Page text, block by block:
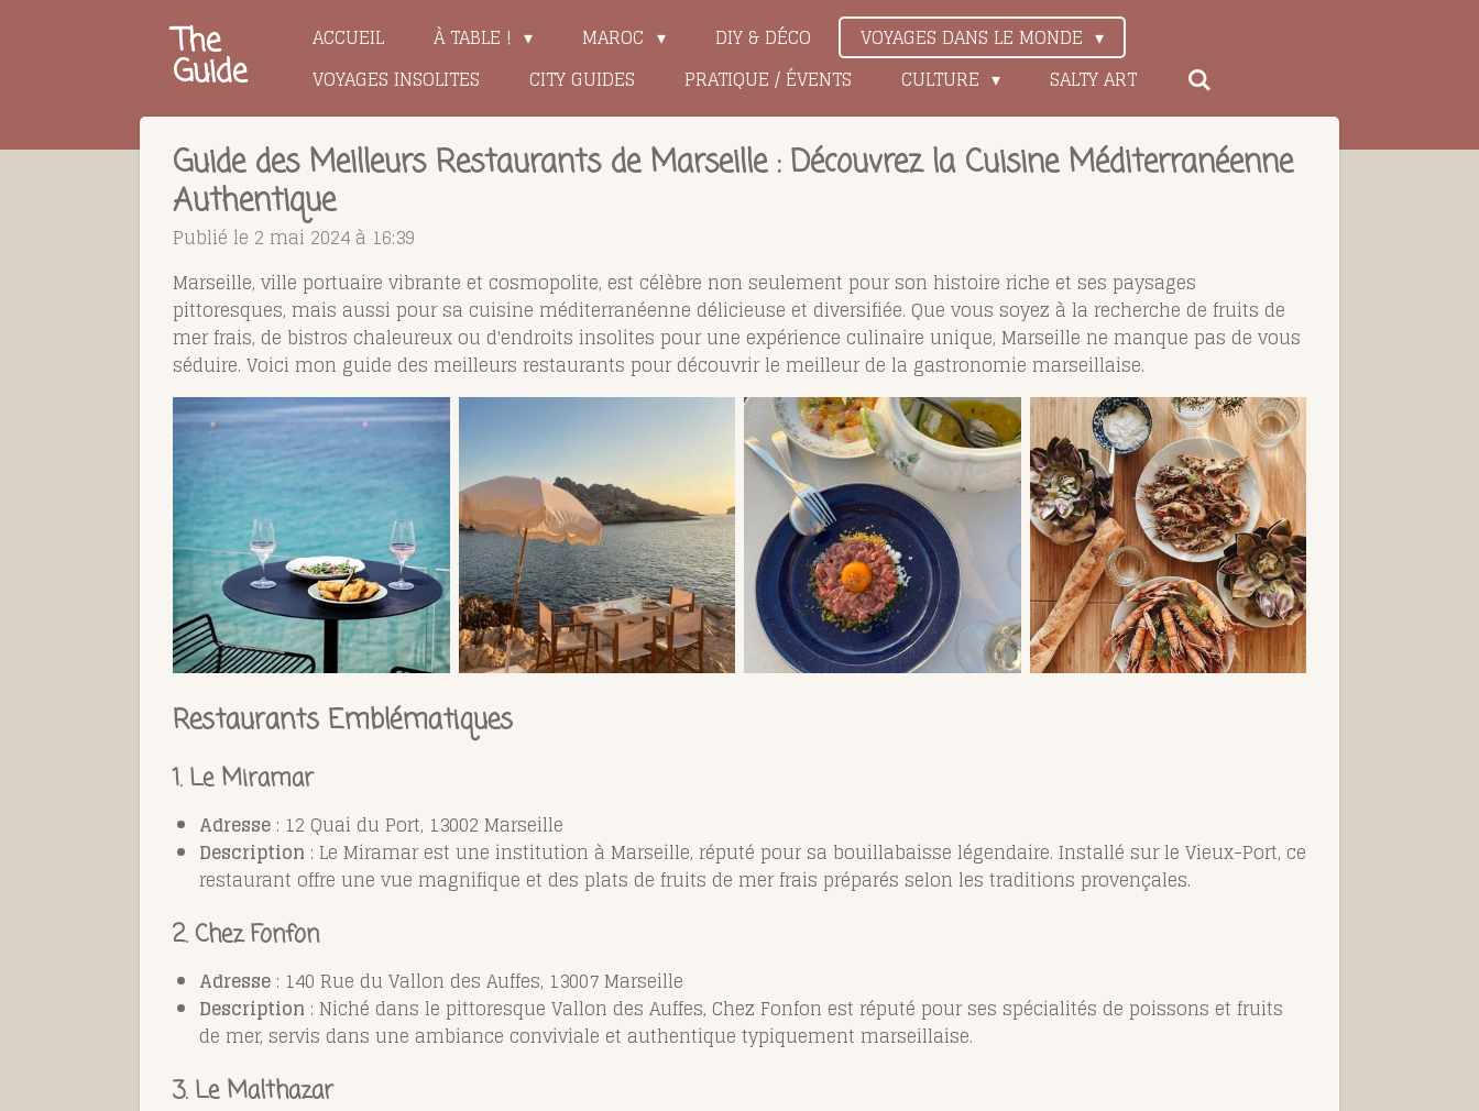
The
Guide
ACCUEIL À TABLE ! MAROC DIY & DÉCO
VOYAGES DANS LE MONDE
VOYAGES INSOLITES
CITY GUIDES PRATIQUE / ÉVENTS CULTURE SALTY ART
Guide des Meilleurs Restaurants de Marseille : Découvrez la Cuisine Méditerranéenne
Authentique
Publié le 2 mai 2024 à 16:39
Marseille, ville portuaire vibrante et cosmopolite, est célèbre non seulement pour son histoire riche et ses paysages
pittoresques, mais aussi pour sa cuisine méditerranéenne délicieuse et diversifiée. Que vous soyez à la recherche de fruits de
mer frais, de bistros chaleureux ou d'endroits insolites pour une expérience culinaire unique, Marseille ne manque pas de vous
séduire. Voici mon guide des meilleurs restaurants pour découvrir le meilleur de la gastronomie marseillaise.
Restaurants Emblématiques
1. Le Miramar
Adresse : 12 Quai du Port, 13002 Marseille
Description : Le Miramar est une institution à Marseille, réputé pour sa bouillabaisse légendaire. Installé sur le Vieux-Port, ce
restaurant offre une vue magnifique et des plats de fruits de mer frais préparés selon les traditions provençales.
2. Chez Fonfon
Adresse : 140 Rue du Vallon des Auffes, 13007 Marseille
Description : Niché dans le pittoresque Vallon des Auffes, Chez Fonfon est réputé pour ses spécialités de poissons et fruits
de mer, servis dans une ambiance conviviale et authentique typiquement marseillaise.
3. Le Malthazar